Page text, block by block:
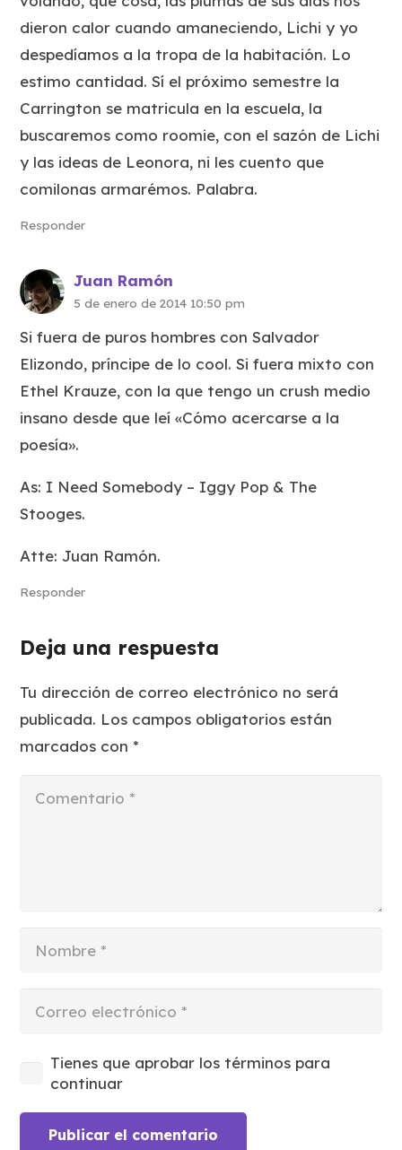
dieron calor cuando amaneciendo, Lichi y yo
despedíamos a la tropa de la habitación. Lo
estimo cantidad. Sí el próximo semestre la
Carrington se matricula en la escuela, la
buscaremos como roomie, con el sazón de Lichi
y las ideas de Leonora, ni les cuento que
comilonas armarémos. Palabra.
Responder
Juan Ramón
5 de enero de 2014 10:50 pm
Si fuera de puros hombres con Salvador
Elizondo, príncipe de lo cool. Si fuera mixto con
Ethel Krauze, con la que tengo un crush medio
insano desde que leí «Cómo acercarse a la
poesía».
As: I Need Somebody – Iggy Pop & The
Stooges.
Atte: Juan Ramón.
Responder
Deja una respuesta
Tu dirección de correo electrónico no será
publicada. Los campos obligatorios están
marcados con*
Tienes que aprobar los términos para
continuar
Publicar el comentario